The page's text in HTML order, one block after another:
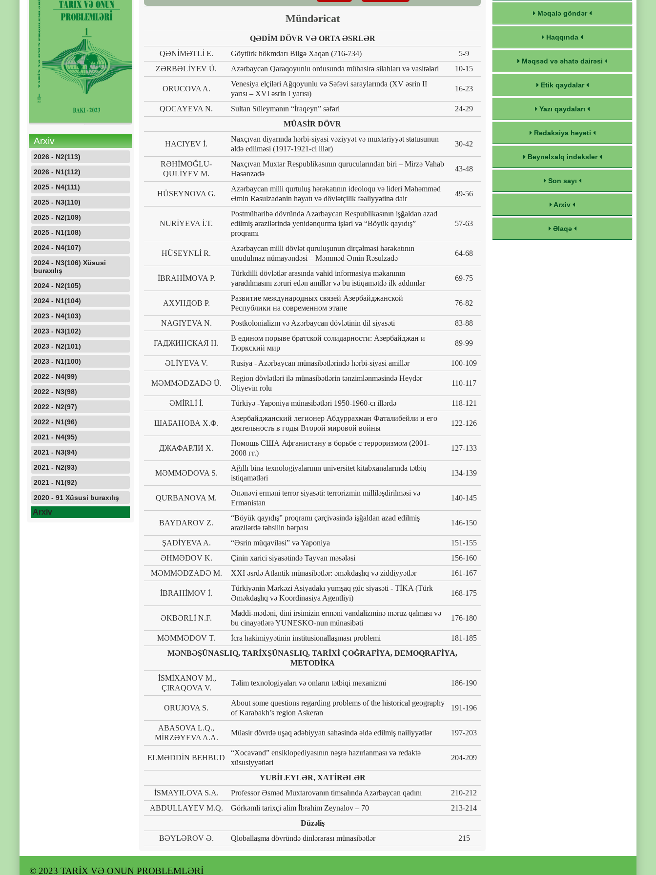
Arxiv
2026 - N2(113)
2026 - N1(112)
2025 - N4(111)
2025 - N3(110)
2025 - N2(109)
2025 - N1(108)
2024 - N4(107)
2024 - N3(106) Xüsusi
buraxılış
2024 - N2(105)
2024 - N1(104)
2023 - N4(103)
2023 - N3(102)
2023 - N2(101)
2023 - N1(100)
2022 - N4(99)
2022 - N3(98)
2022 - N2(97)
2022 - N1(96)
2021 - N4(95)
2021 - N3(94)
2021 - N2(93)
2021 - N1(92)
2020 - 91 Xüsusi buraxılış
Arxiv
Mündəricat
QƏDİM DÖVR VƏ ORTA ƏSRLƏR
QƏNİMƏTLİ E.
Göytürk hökmdarı Bilgə Xaqan (716-734)
5-9
ZƏRBƏLİYEV Ü.
Azərbaycan Qaraqoyunlu ordusunda mühasirə silahları və vasitələri 10-15
ORUCOVA A.
Venesiya elçiləri Ağqoyunlu və Səfəvi saraylarında (XV əsrin II
yarısı – XVI əsrin I yarısı)
16-23
QOCAYEVA N. Sultan Süleymanın “İraqeyn” səfəri
24-29
MÜASİR DÖVR
HACIYEV İ.
Naxçıvan diyarında hərbi-siyasi vəziyyət və muxtariyyət statusunun
əldə edilməsi (1917-1921-ci illər)
30-42
RƏHİMOĞLU-
QULİYEV M.
Naxçıvan Muxtar Respublikasının qurucularından biri – Mirzə Vahab
Həsənzadə
43-48
HÜSEYNOVA G.
Azərbaycan milli qurtuluş hərəkatının ideoloqu və lideri Məhəmməd
Əmin Rəsulzadənin həyatı və dövlətçilik fəaliyyətinə dair
49-56
NURİYEVA İ.T.
Postmüharibə dövründə Azərbaycan Respublikasının işğaldan azad
edilmiş ərazilərində yenidənqurma işləri və “Böyük qayıdış”
proqramı
57-63
HÜSEYNLİ R.
Azərbaycan milli dövlət quruluşunun dirçəlməsi hərəkatının
unudulmaz nümayəndəsi – Məmməd Əmin Rəsulzadə
64-68
İBRAHİMOVA P.
Türkdilli dövlətlər arasında vahid informasiya məkanının
yaradılmasını zəruri edən amillər və bu istiqamətdə ilk addımlar
69-75
АХУНДОВ Р.
Развитие международных связей Азербайджанской
Республики на современном этапе
76-82
NAGIYEVA N. Postkolonializm və Azərbaycan dövlətinin dil siyasəti 83-88
ГАДЖИНСКАЯ Н.
В едином порыве братской солидарности: Азербайджан и
Тюркский мир
89-99
ƏLİYEVA V. Rusiya - Azərbaycan münasibətlərində hərbi-siyasi amillər 100-109
MƏMMƏDZADƏ Ü.
Region dövlətləri ilə münasibətlərin tənzimlənməsində Heydər
Əliyevin rolu
110-117
ƏMİRLİ İ. Türkiyə -Yaponiya münasibətləri 1950-1960-cı illərdə 118-121
ШАБАНОВА Х.Ф.
Азербайджанский легионер Абдуррахман Фаталибейли и его
деятельность в годы Второй мировой войны
122-126
ДЖАФАРЛИ Х.
Помощь США Афганистану в борьбе с терроризмом (2001-
2008 гг.)
127-133
MƏMMƏDOVA S.
Ağıllı bina texnologiyalarının universitet kitabxanalarında tətbiq
istiqamətləri
134-139
QURBANOVA M.
Ənənəvi erməni terror siyasəti: terrorizmin milliləşdirilməsi və
Ermənistan
140-145
BAYDAROV Z.
“Böyük qayıdış” proqramı çərçivəsində işğaldan azad edilmiş
ərazilərdə təhsilin bərpası
146-150
ŞADİYEVA A. “Əsrin müqaviləsi” və Yaponiya
151-155
ƏHMƏDOV K.
Çinin xarici siyasətində Tayvan məsələsi
156-160
MƏMMƏDZADƏ M.
XXI əsrdə Atlantik münasibətlər: əməkdaşlıq və ziddiyyətlər 161-167
İBRAHİMOV İ.
Türkiyənin Mərkəzi Asiyadakı yumşaq güc siyasəti - TİKA (Türk
Əməkdaşlıq və Koordinasiya Agentliyi)
168-175
ƏKBƏRLİ N.F.
Maddi-mədəni, dini irsimizin erməni vandalizminə məruz qalması və
bu cinayətlərə YUNESKO-nun münasibəti
176-180
MƏMMƏDOV T. İcra hakimiyyətinin institusionallaşması problemi
181-185
MƏNBƏŞÜNASLIQ, TARİXŞÜNASLIQ, TARİXİ ÇOĞRAFİYA, DEMOQRAFİYA,
METODİKA
İSMİXANOV M.,
ÇIRAQOVA V.
Təlim texnologiyaları və onların tətbiqi mexanizmi 186-190
ORUJOVA S.
About some questions regarding problems of the historical geography
of Karabakh’s region Askeran
191-196
ABASOVA L.Q.,
MİRZƏYEVA A.A.
Müasir dövrdə uşaq ədəbiyyatı sahəsində əldə edilmiş nailiyyətlər 197-203
ELMƏDDİN BEHBUD
“Xocavənd” ensiklopediyasının nəşrə hazırlanması və redaktə
xüsusiyyətləri
204-209
YUBİLEYLƏR, XATİRƏLƏR
İSMAYILOVA S.A.
Professor Əsməd Muxtarovanın timsalında Azərbaycan qadını
210-212
ABDULLAYEV M.Q.
Görkəmli tarixçi alim İbrahim Zeynalov – 70
213-214
Düzəliş
BƏYLƏROV Ə.
Qloballaşma dövründə dinlərarası münasibətlər 215
Məqalə göndər
Haqqında
Məqsəd və əhatə dairəsi
Etik qaydalar
Yazı qaydaları
Redaksiya heyəti
Beynəlxalq indekslər
Son sayı
Arxiv
Əlaqə
© 2023 TARİX VƏ ONUN PROBLEMLƏRİ